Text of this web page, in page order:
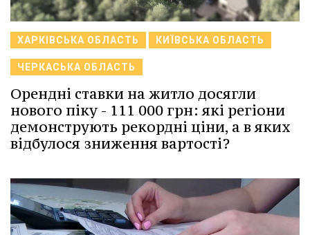
ХАРКІВСЬКА ОБЛАСТЬ КИЇВСЬКА ОБЛАСТЬ
ЧЕРКАСЬКА ОБЛАСТЬ
Орендні ставки на житло досягли
нового піку - 111 000 грн: які регіони
демонструють рекордні ціни, а в яких
відбулося зниження вартості?